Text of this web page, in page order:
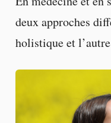
deux approches
holistique et